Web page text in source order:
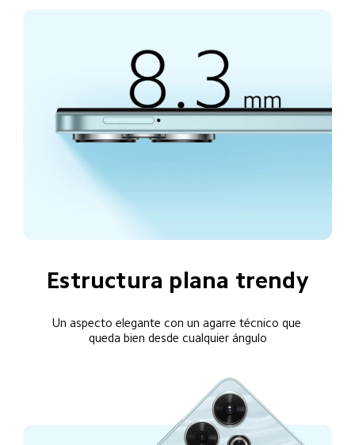
Estructura plana trendy
Un aspecto elegante con un agarre técnico que
queda bien desde cualquier ángulo